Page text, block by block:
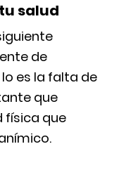
salud
de
es la falta de
que
física que